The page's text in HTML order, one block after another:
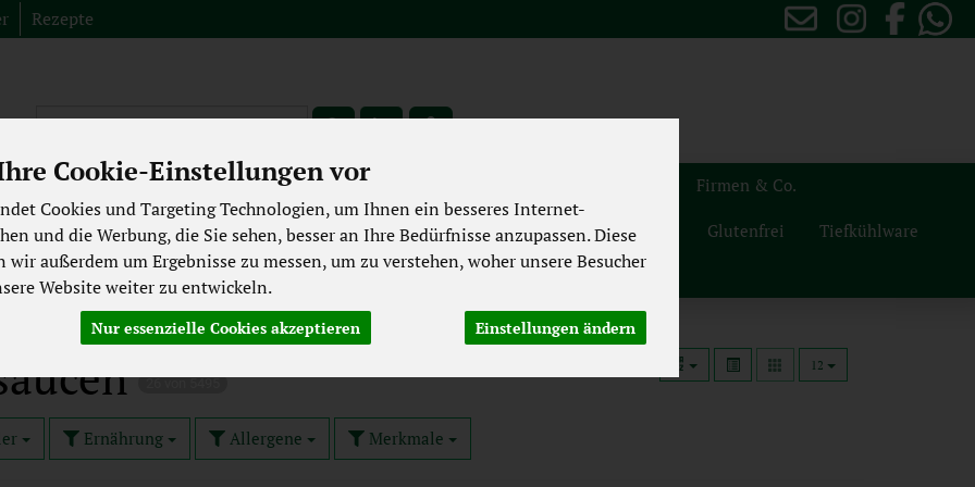
Cookie-Einstellungen vor
Cookies und Targeting Technologien, um Ihnen ein besseres Internet-
und die Werbung, die Sie sehen, besser an Ihre Bedürfnisse anzupassen. Diese
außerdem um Ergebnisse zu messen, um zu verstehen, woher unsere Besucher
Website weiter zu entwickeln.
Nur essenzielle Cookies akzeptieren Einstellungen ändern
Rezepte
Produkt
aus der Region Spezialitäten Abverkauf Firmen & Co.
Backwaren Getränke Pflege & Kosmetik Naturdrogerie Vegan Glutenfrei Tiefkühlware
Laktosefrei Großgebinde
Würzsaucen
12
Ernährung Allergene Merkmale